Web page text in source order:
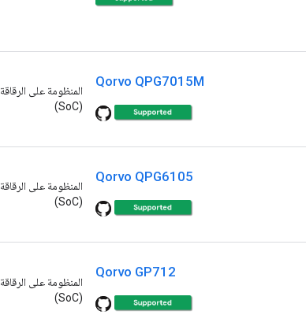
Qorvo QPG7015M
المنظومة على الرقاقة
(SoC)
Qorvo QPG6105
المنظومة على الرقاقة
(SoC)
Qorvo GP712
المنظومة على الرقاقة
(SoC)